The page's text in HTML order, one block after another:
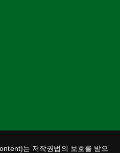
는 저작권법의 보호를 받으